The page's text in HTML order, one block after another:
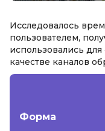
Исследовалось
пользователем,
использовались
качестве каналов
Форма